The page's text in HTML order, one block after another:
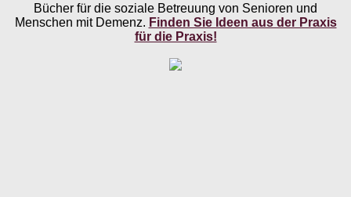
Bücher für die soziale Betreuung von Senioren und
Menschen mit Demenz. Finden Sie Ideen aus der Praxis
für die Praxis!